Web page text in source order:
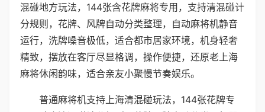
混碰地方玩法，144张含花牌麻将专用，支持清混碰计
分规则，花牌、风牌自动分类整理，自动麻将机静音
运行，洗牌噪音极低，适合都市居家环境，机身轻奢
精致，摆放在客厅尽显格调，操作便捷，还原老上海
麻将休闲韵味，适合亲友小聚慢节奏娱乐。
普通麻将机支持上海清混碰玩法，144张花牌专